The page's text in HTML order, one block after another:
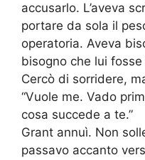
accusarlo. L’aveva
portare da sola il
operatoria. Aveva
bisogno che lui fosse
Cercò di sorridere,
“Vuole me. Vado
cosa succede a te.”
Grant annuì. Non
passavo accanto